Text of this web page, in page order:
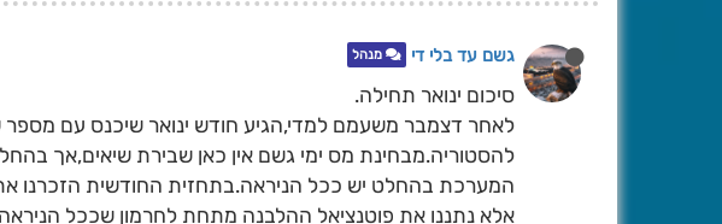
גשם עד בלי די מנהל
סיכום ינואר תחילה.
לאחר דצמבר משעמם למדי,הגיע חודש ינואר שיכנס עם מספר
להסטוריה.מבחינת מס ימי גשם אין כאן שבירת שיאים,אך
אלא נתננו את פוטנציאל ההלבנה מתחת לחרמון שככל